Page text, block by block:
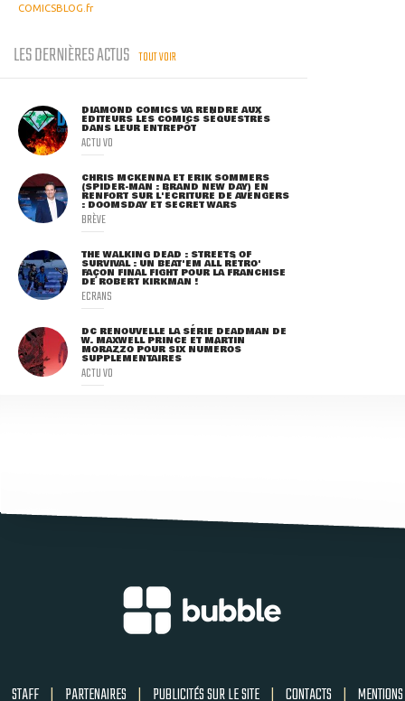
COMICSBLOG.fr
LES DERNIÈRES ACTUS TOUT VOIR
DIAMOND COMICS VA RENDRE AUX
ÉDITEURS LES COMICS SÉQUESTRÉS
DANS LEUR ENTREPÔT
ACTU VO
CHRIS MCKENNA ET ERIK SOMMERS
(SPIDER-MAN : BRAND NEW DAY) EN
RENFORT SUR L'ÉCRITURE DE AVENGERS
: DOOMSDAY ET SECRET WARS
BRÈVE
THE WALKING DEAD : STREETS OF
SURVIVAL : UN BEAT'EM ALL RÉTRO'
FAÇON FINAL FIGHT POUR LA FRANCHISE
DE ROBERT KIRKMAN !
ECRANS
DC RENOUVELLE LA SÉRIE DEADMAN DE
W. MAXWELL PRINCE ET MARTIN
MORAZZO POUR SIX NUMÉROS
SUPPLÉMENTAIRES
ACTU VO
STAFF | PARTENAIRES | PUBLICITÉS SUR LE SITE | CONTACTS | MENTIONS